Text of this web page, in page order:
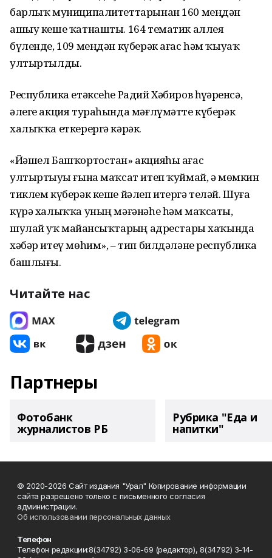
барлыҡ муниципалитеттарынан 160 меңдән
ашыу кеше ҡатнашты. 164 тематик аллея
бүленде, 109 меңдән күберәк ағас һәм ҡыуаҡ
ултыртылды.
Республика етәксеһе Радий Хәбиров һүҙҙәренсә,
әлеге акция тураһында мәғлүмәтте күберәк
халыҡҡа еткерергә кәрәк.
«Йәшел Башҡортостан» акцияһы ағас
ултыртыуҙы ғына маҡсат итеп ҡуймай, ә мөмкин
тиклем күберәк кеше йәлеп итергә теләй. Шуға
күрә халыҡҡа уның мәғәнәһе һәм маҡсаты,
шулай уҡ майҙансыҡтарҙың адрестары хаҡында
хәбәр итеү мөһим», – тип билдәләне республика
башлығы.
Читайте нас
Партнеры
Фотобанк
журналистов РБ
Рубрика "Еда и
напитки"
© 2020-2026 Сайт издания "Урал" Копирование информации
сайта разрешено только с письменного согласия
администрации.
Об использовании персональных данных
Телефон
Телефон редакции:8(34792) 3-06-69 (редактор), 8(34792) 3-14-